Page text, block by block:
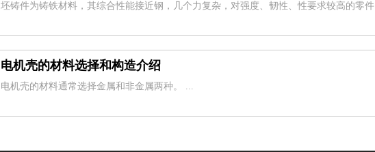
坯铸件为铸铁材料，其综合性能接近钢，几个力复杂，对强度、韧性、性要求较高的零
电机壳的材料选择和构造介绍
电机壳的材料通常选择金属和非金属两种。 ...